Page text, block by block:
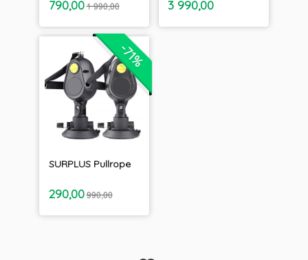
Erbjudande
790,001 990,00moms
Pris
3 990,00moms
SURPLUS Pullrope
Erbjudande
290,00990,00
-71%
moms